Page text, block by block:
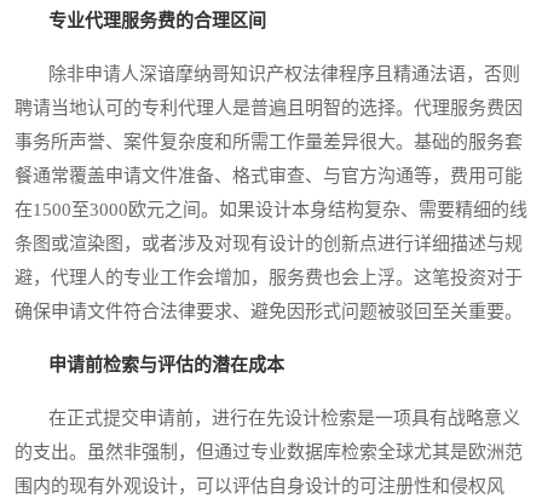
专业代理服务费的合理区间
除非申请人深谙摩纳哥知识产权法律程序且精通法语，否则
聘请当地认可的专利代理人是普遍且明智的选择。代理服务费因
事务所声誉、案件复杂度和所需工作量差异很大。基础的服务套
餐通常覆盖申请文件准备、格式审查、与官方沟通等，费用可能
在1500至3000欧元之间。如果设计本身结构复杂、需要精细的线
条图或渲染图，或者涉及对现有设计的创新点进行详细描述与规
避，代理人的专业工作会增加，服务费也会上浮。这笔投资对于
确保申请文件符合法律要求、避免因形式问题被驳回至关重要。
申请前检索与评估的潜在成本
在正式提交申请前，进行在先设计检索是一项具有战略意义
的支出。虽然非强制，但通过专业数据库检索全球尤其是欧洲范
围内的现有外观设计，可以评估自身设计的可注册性和侵权风